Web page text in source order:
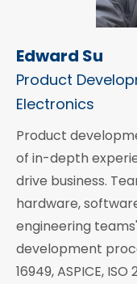
Edward Su
Product
Electronics
Product
of in-depth
drive business.
hardware,
engineering
development
16949, ASPICE,